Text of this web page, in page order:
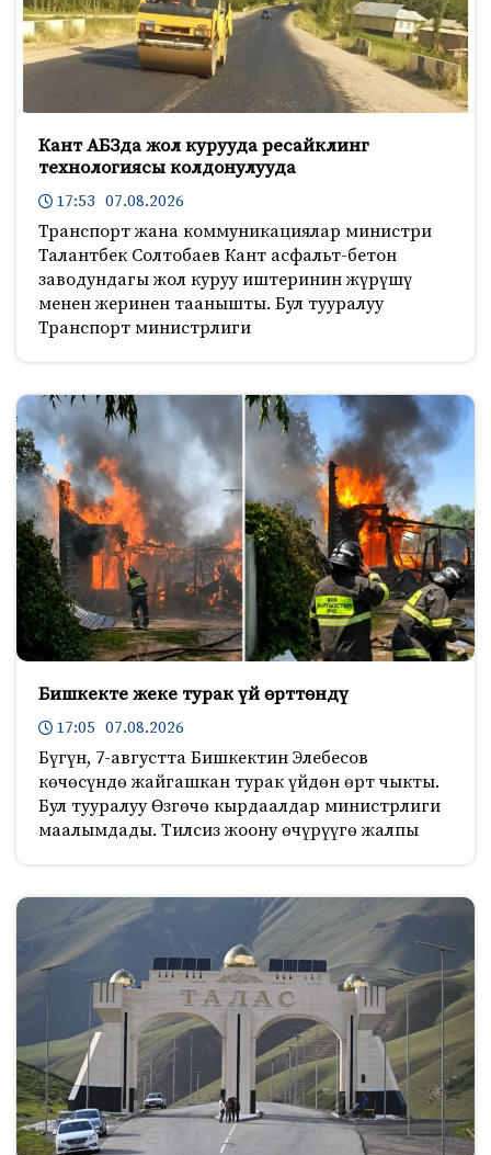
Кант АБЗда жол курууда ресайклинг
технологиясы колдонулууда
17:53 07.08.2026
Транспорт жана коммуникациялар министри
Талантбек Солтобаев Кант асфальт-бетон
заводундагы жол куруу иштеринин жүрүшү
менен жеринен таанышты. Бул тууралуу
Транспорт министрлиги
Бишкекте жеке турак үй өрттөндү
17:05 07.08.2026
Бүгүн, 7-августта Бишкектин Элебесов
көчөсүндө жайгашкан турак үйдөн өрт чыкты.
Бул тууралуу Өзгөчө кырдаалдар министрлиги
маалымдады. Тилсиз жоону өчүрүүгө жалпы